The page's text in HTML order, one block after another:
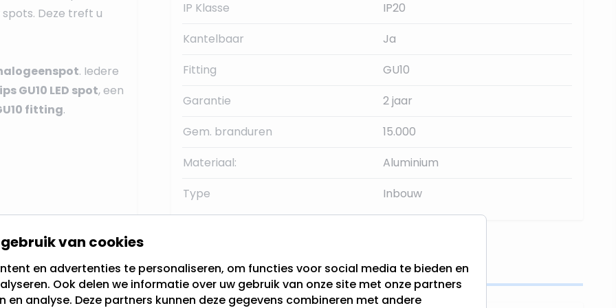
spots. Deze treft u
. Iedere
GU10 LED spot, een
fitting.
IP Klasse
IP20
Kantelbaar
Ja
Fitting
GU10
Garantie
2 jaar
Gem. branduren
15.000
Materiaal:
Aluminium
Type
Inbouw
van cookies
en advertenties te personaliseren, om functies voor social media te bieden en
Ook delen we informatie over uw gebruik van onze site met onze partners
analyse. Deze partners kunnen deze gegevens combineren met andere